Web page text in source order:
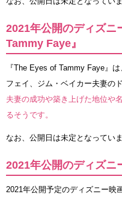
2021年公開のディズ
Tammy Faye』
『The Eyes of Tammy Faye』
フェイ、ジム・ベイカー夫妻の
夫妻の成功や築き上げた地位や
るそうです。
なお、公開日は未定となっていま
2021年公開のディズニ
2021年公開予定のディズニー映